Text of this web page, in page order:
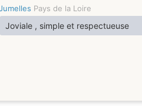
Pays de la Loire
Joviale , simple et respectueuse